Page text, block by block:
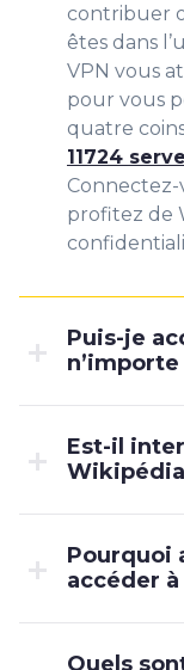
contribuer
êtes dans
VPN vous
pour vous
quatre
11724
Connectez-
profitez de
Puis-je
Est-il
Pourquoi
accéder
Quels